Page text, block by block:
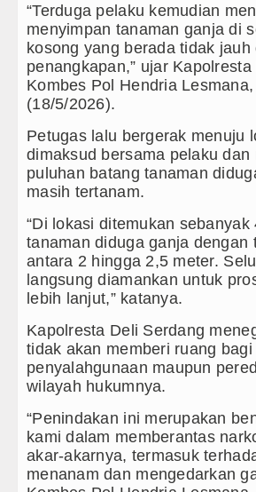
“Terduga pelaku kemudian
menyimpan tanaman ganja di
kosong yang berada tidak jauh
penangkapan,” ujar
Kombes Pol Hendria
(18/5/2026).
Petugas lalu bergerak menuju
dimaksud bersama pelaku dan
puluhan batang tanaman
masih tertanam.
“Di lokasi ditemukan sebanyak
tanaman diduga ganja dengan
antara 2 hingga 2,5 meter.
langsung diamankan untuk
lebih lanjut,” katanya.
Kapolresta Deli Serdang
tidak akan memberi ruang bagi
penyalahgunaan maupun
wilayah hukumnya.
“Penindakan ini merupakan
kami dalam memberantas
akar-akarnya, termasuk
menanam dan mengedarkan